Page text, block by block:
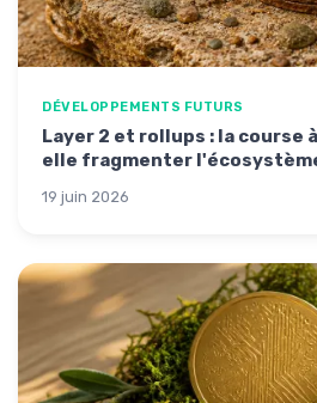
DÉVELOPPEMENTS FUTURS
Layer 2 et rollups : la course
elle fragmenter
19 juin 2026